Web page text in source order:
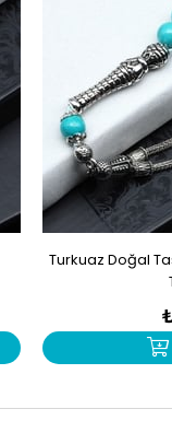
Turkuaz Doğal